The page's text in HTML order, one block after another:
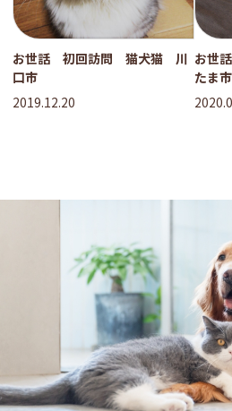
お世話 初回訪問 猫犬猫 川
口市
2019.12.20
お世
たま市